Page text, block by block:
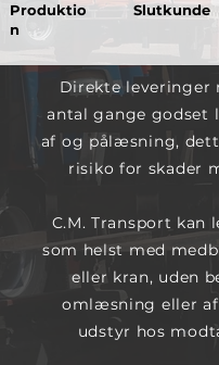
Produktio
n
Slutkunde
Direkte leveringer
antal gange godset
af og pålæsning,
risiko for skader
C.M. Transport kan
som helst med
eller kran, uden
omlæsning eller
udstyr hos